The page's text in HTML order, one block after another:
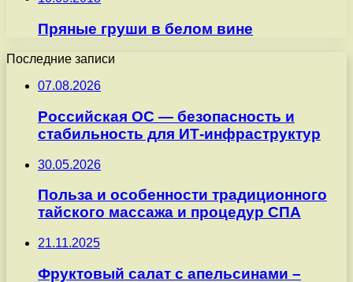
Пряные груши в белом вине
Последние записи
07.08.2026
Российская ОС — безопасность и
стабильность для ИТ-инфраструктур
30.05.2026
Польза и особенности традиционного
тайского массажа и процедур СПА
21.11.2025
Фруктовый салат с апельсинами –